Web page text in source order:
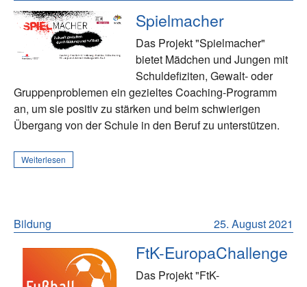
Spielmacher
Das Projekt "Spielmacher"
bietet Mädchen und Jungen mit
Schuldefiziten, Gewalt- oder
Gruppenproblemen ein gezieltes Coaching-Programm
an, um sie positiv zu stärken und beim schwierigen
Übergang von der Schule in den Beruf zu unterstützen.
Weiterlesen
25. August 2021
Bildung
FtK-EuropaChallenge
Das Projekt "FtK-